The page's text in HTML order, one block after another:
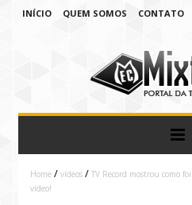
INÍCIO QUEM SOMOS CONTATO
Home / vídeos / TV Record mostrou como
vídeo!